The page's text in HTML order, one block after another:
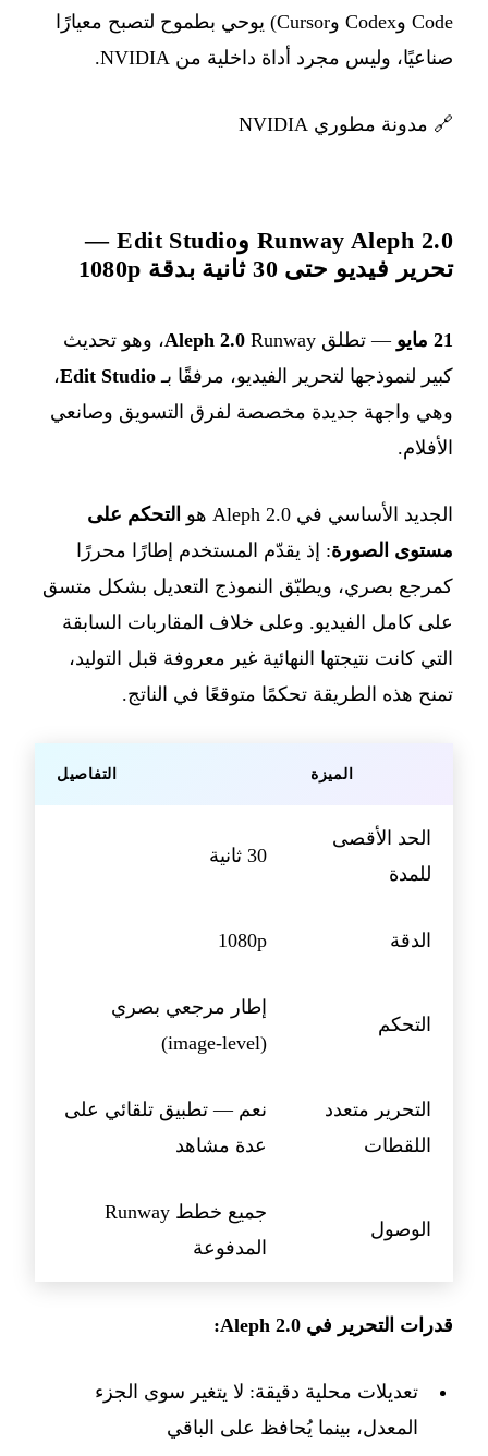
Code وCodex وCursor) يوحي بطموح لتصبح معيارًا
صناعيًا، وليس مجرد أداة داخلية من NVIDIA.
🔗 مدونة مطوري NVIDIA
Runway Aleph 2.0 وEdit Studio —
تحرير فيديو حتى 30 ثانية بدقة 1080p
21 مايو — تطلق Runway ‏ Aleph 2.0، وهو تحديث
كبير لنموذجها لتحرير الفيديو، مرفقًا بـ Edit Studio،
وهي واجهة جديدة مخصصة لفرق التسويق وصانعي
الأفلام.
الجديد الأساسي في Aleph 2.0 هو
التحكم على
مستوى الصورة: إذ يقدّم المستخدم إطارًا محررًا
كمرجع بصري، ويطبّق النموذج التعديل بشكل متسق
على كامل الفيديو. وعلى خلاف المقاربات السابقة
التي كانت نتيجتها النهائية غير معروفة قبل التوليد،
تمنح هذه الطريقة تحكمًا متوقعًا في الناتج.
الميزة التفاصيل
الحد الأقصى
للمدة
30 ثانية
الدقة 1080p
التحكم
إطار مرجعي بصري
(image-level)
التحرير متعدد
اللقطات
نعم — تطبيق تلقائي على
عدة مشاهد
الوصول
جميع خطط Runway
المدفوعة
قدرات التحرير في Aleph 2.0:
تعديلات محلية دقيقة: لا يتغير سوى الجزء
المعدل، بينما يُحافظ على الباقي